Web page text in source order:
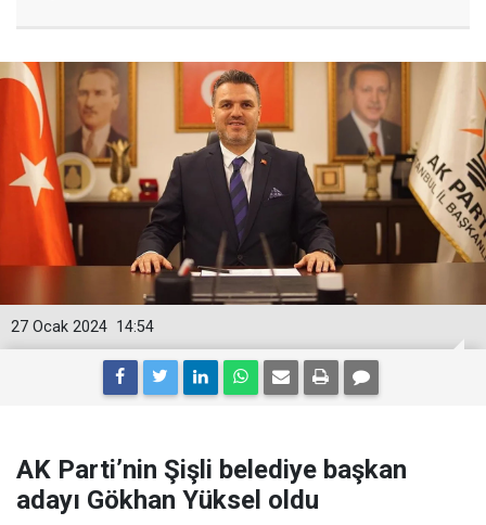
14:54
27 Ocak 2024
AK Parti’nin Şişli belediye başkan
adayı Gökhan Yüksel oldu